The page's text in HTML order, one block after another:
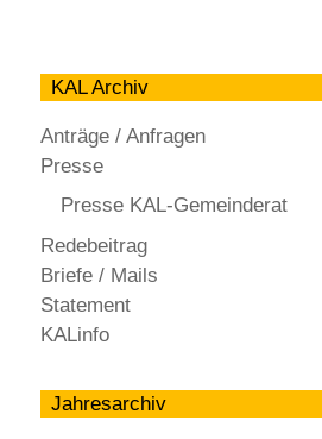
KAL Archiv
Anträge / Anfragen
Presse
Presse KAL-Gemeinderat
Redebeitrag
Briefe / Mails
Statement
KALinfo
Jahresarchiv